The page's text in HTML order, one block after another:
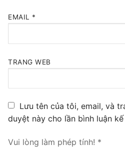
LIÊN HỆ
TIN TỨC
EMAIL *
TRANG WEB
Lưu tên của tôi, email, và
duyệt này cho lần bình luận
Vui lòng làm phép tính! *